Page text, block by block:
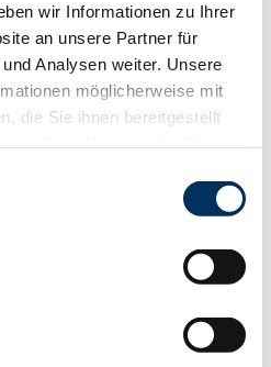
wir Informationen zu Ihrer
an unsere Partner für
Analysen weiter. Unsere
möglicherweise mit
die Sie ihnen bereitgestellt
Webseite weiterhin nutzen.
PDF
JPI Preis
154
26,00 €
136
26,00 €
29,00 €
26,00 €